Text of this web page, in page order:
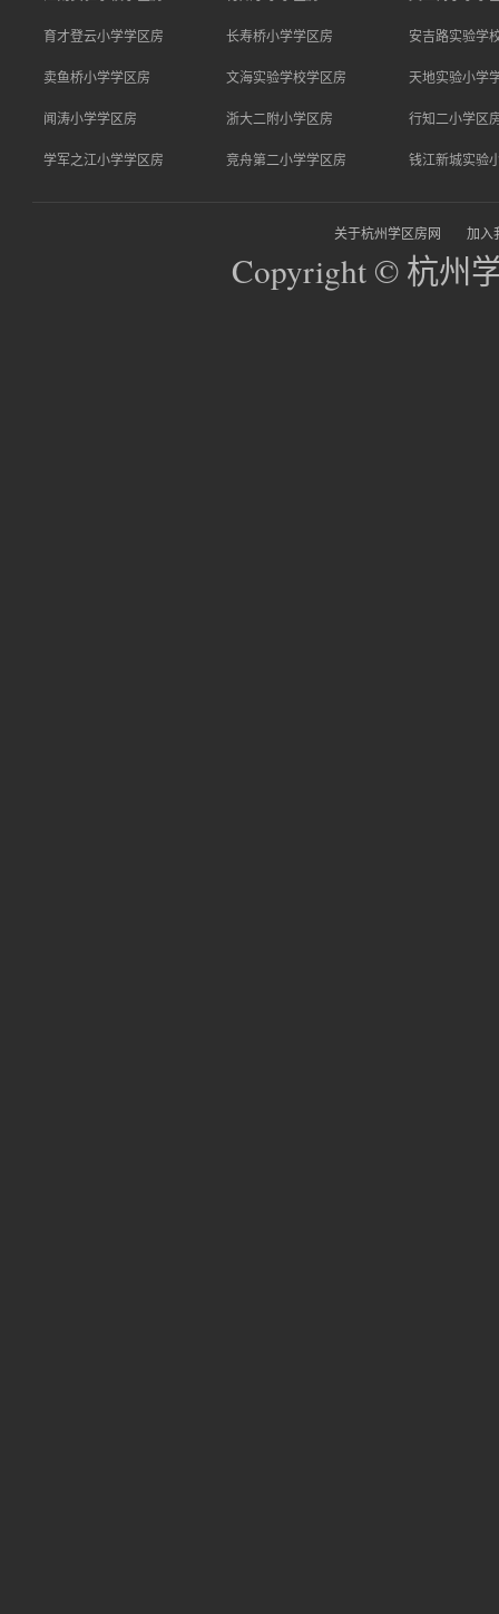
育才登云小学学区房 长寿桥小学学区房 安吉路实验学
卖鱼桥小学学区房 文海实验学校学区房 天地实验小学
闻涛小学学区房 浙大二附小学区房 行知二小学区
学军之江小学学区房 竞舟第二小学学区房 钱江新城实验
关于杭州学区房网 加入
Copyright © 杭州